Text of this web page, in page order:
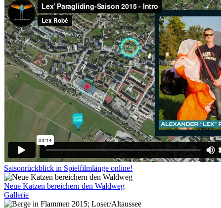
Saisonrückblick in Spielfilmlänge online!
Neue Katzen bereichern den Waldweg
Gallerie